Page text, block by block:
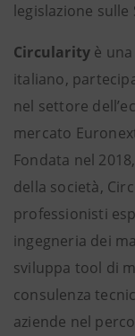
legislazione
Circularity è
italiano,
nel settore
mercato
Fondata nel
della società,
professionisti
ingegneria dei
sviluppa tool di
consulenza
aziende nel